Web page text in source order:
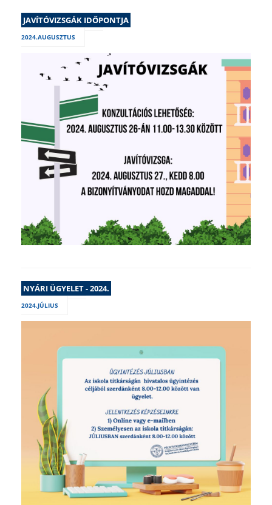
JAVÍTÓVIZSGÁK IDŐPONTJA
2024.AUGUSZTUS
NYÁRI ÜGYELET - 2024.
2024.JÚLIUS